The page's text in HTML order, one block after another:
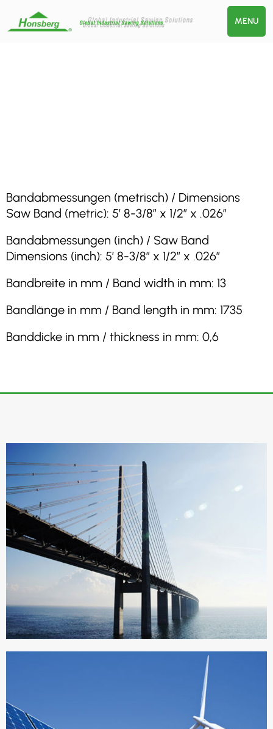
MENU
Bandabmessungen (metrisch) / Dimensions
Saw Band (metric): 5′ 8-3/8″ x 1/2″ x .026″
Bandabmessungen (inch) / Saw Band
Dimensions (inch): 5′ 8-3/8″ x 1/2″ x .026″
Bandbreite in mm / Band width in mm: 13
Bandlänge in mm / Band length in mm: 1735
Banddicke in mm / thickness in mm: 0,6